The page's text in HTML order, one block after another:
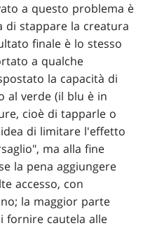
a questo problema è
di stappare la creatura
finale è lo stesso
a qualche
la capacità di
al verde (il blu è in
cioè di tapparle o
di limitare l'effetto
ma alla fine
la pena aggiungere
accesso, con
la maggior parte
fornire cautela alle